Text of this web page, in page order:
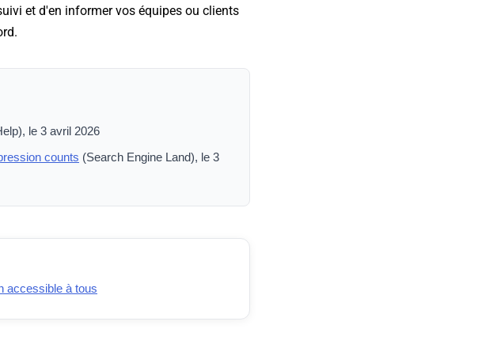
et d'en informer vos équipes ou clients
le 3 avril 2026
counts (Search Engine Land), le 3
accessible à tous